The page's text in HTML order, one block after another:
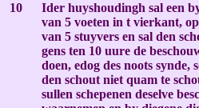
10
Ider huyshoudingh sal een
van 5 voeten in t vierkant,
van 5 stuyvers en sal den
gens ten 10 uure de
doen, edog des noots synde,
den schout niet quam te
sullen schepenen deselve